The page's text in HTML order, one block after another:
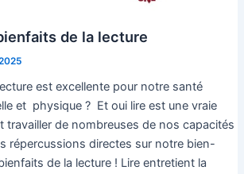
de la lecture
est excellente pour notre santé
et physique ? Et oui lire est une vraie
travailler de nombreuses de nos capacités
répercussions directes sur notre bien-
de la lecture ! Lire entretient la